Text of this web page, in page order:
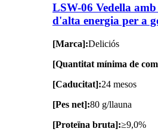
LSW-06 Vedella
d'alta energia per a
[Marca]:Deliciós
[Quantitat mínima de
[Caducitat]:24 mesos
[Pes net]:80 g/llauna
[Proteïna bruta]:≥9,0%